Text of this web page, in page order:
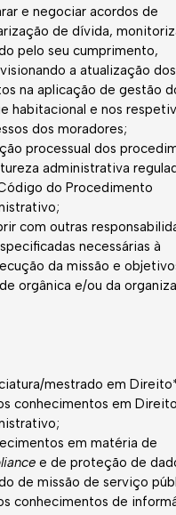
e negociar acordos de
de dívida,
pelo seu cumprimento,
a atualização dos
na aplicação de gestão
habitacional e nos
dos moradores;
processual dos
administrativa
do Procedimento
com outras
necessárias à
da missão e
orgânica e/ou da
mestrado em
conhecimentos em Direito
em matéria de
e de proteção de
de missão de serviço
conhecimentos de